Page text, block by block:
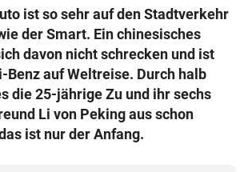
GmbH & Co KG 2026
Wien
ist so sehr auf den Stadtverkehr
der Smart. Ein chinesisches
davon nicht schrecken und ist
Benz auf Weltreise. Durch halb
die 25-jährige Zu und ihr sechs
Li von Peking aus schon
ist nur der Anfang.